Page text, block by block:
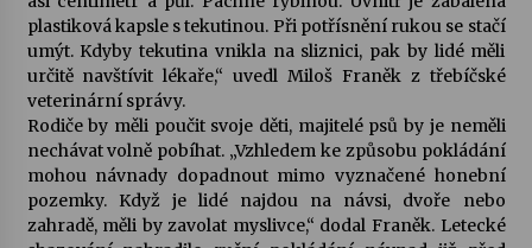
Letní koncerty ve Stromovce: Rufus Miller
22. 7. 2026
Vysočinka
17. 7. 2026
plastiková kapsle s tekutinou. Při potřísnění rukou se stačí
umýt. Kdyby tekutina vnikla na sliznici, pak by lidé měli
určitě navštívit lékaře,“ uvedl Miloš Franěk z třebíčské
veterinární správy.
Rodiče by měli poučit svoje děti, majitelé psů by je neměli
nechávat volně pobíhat. „Vzhledem ke způsobu pokládání
mohou návnady dopadnout mimo vyznačené honební
pozemky. Když je lidé najdou na návsi, dvoře nebo
zahradě, měli by zavolat myslivce,“ dodal Franěk. Letecké